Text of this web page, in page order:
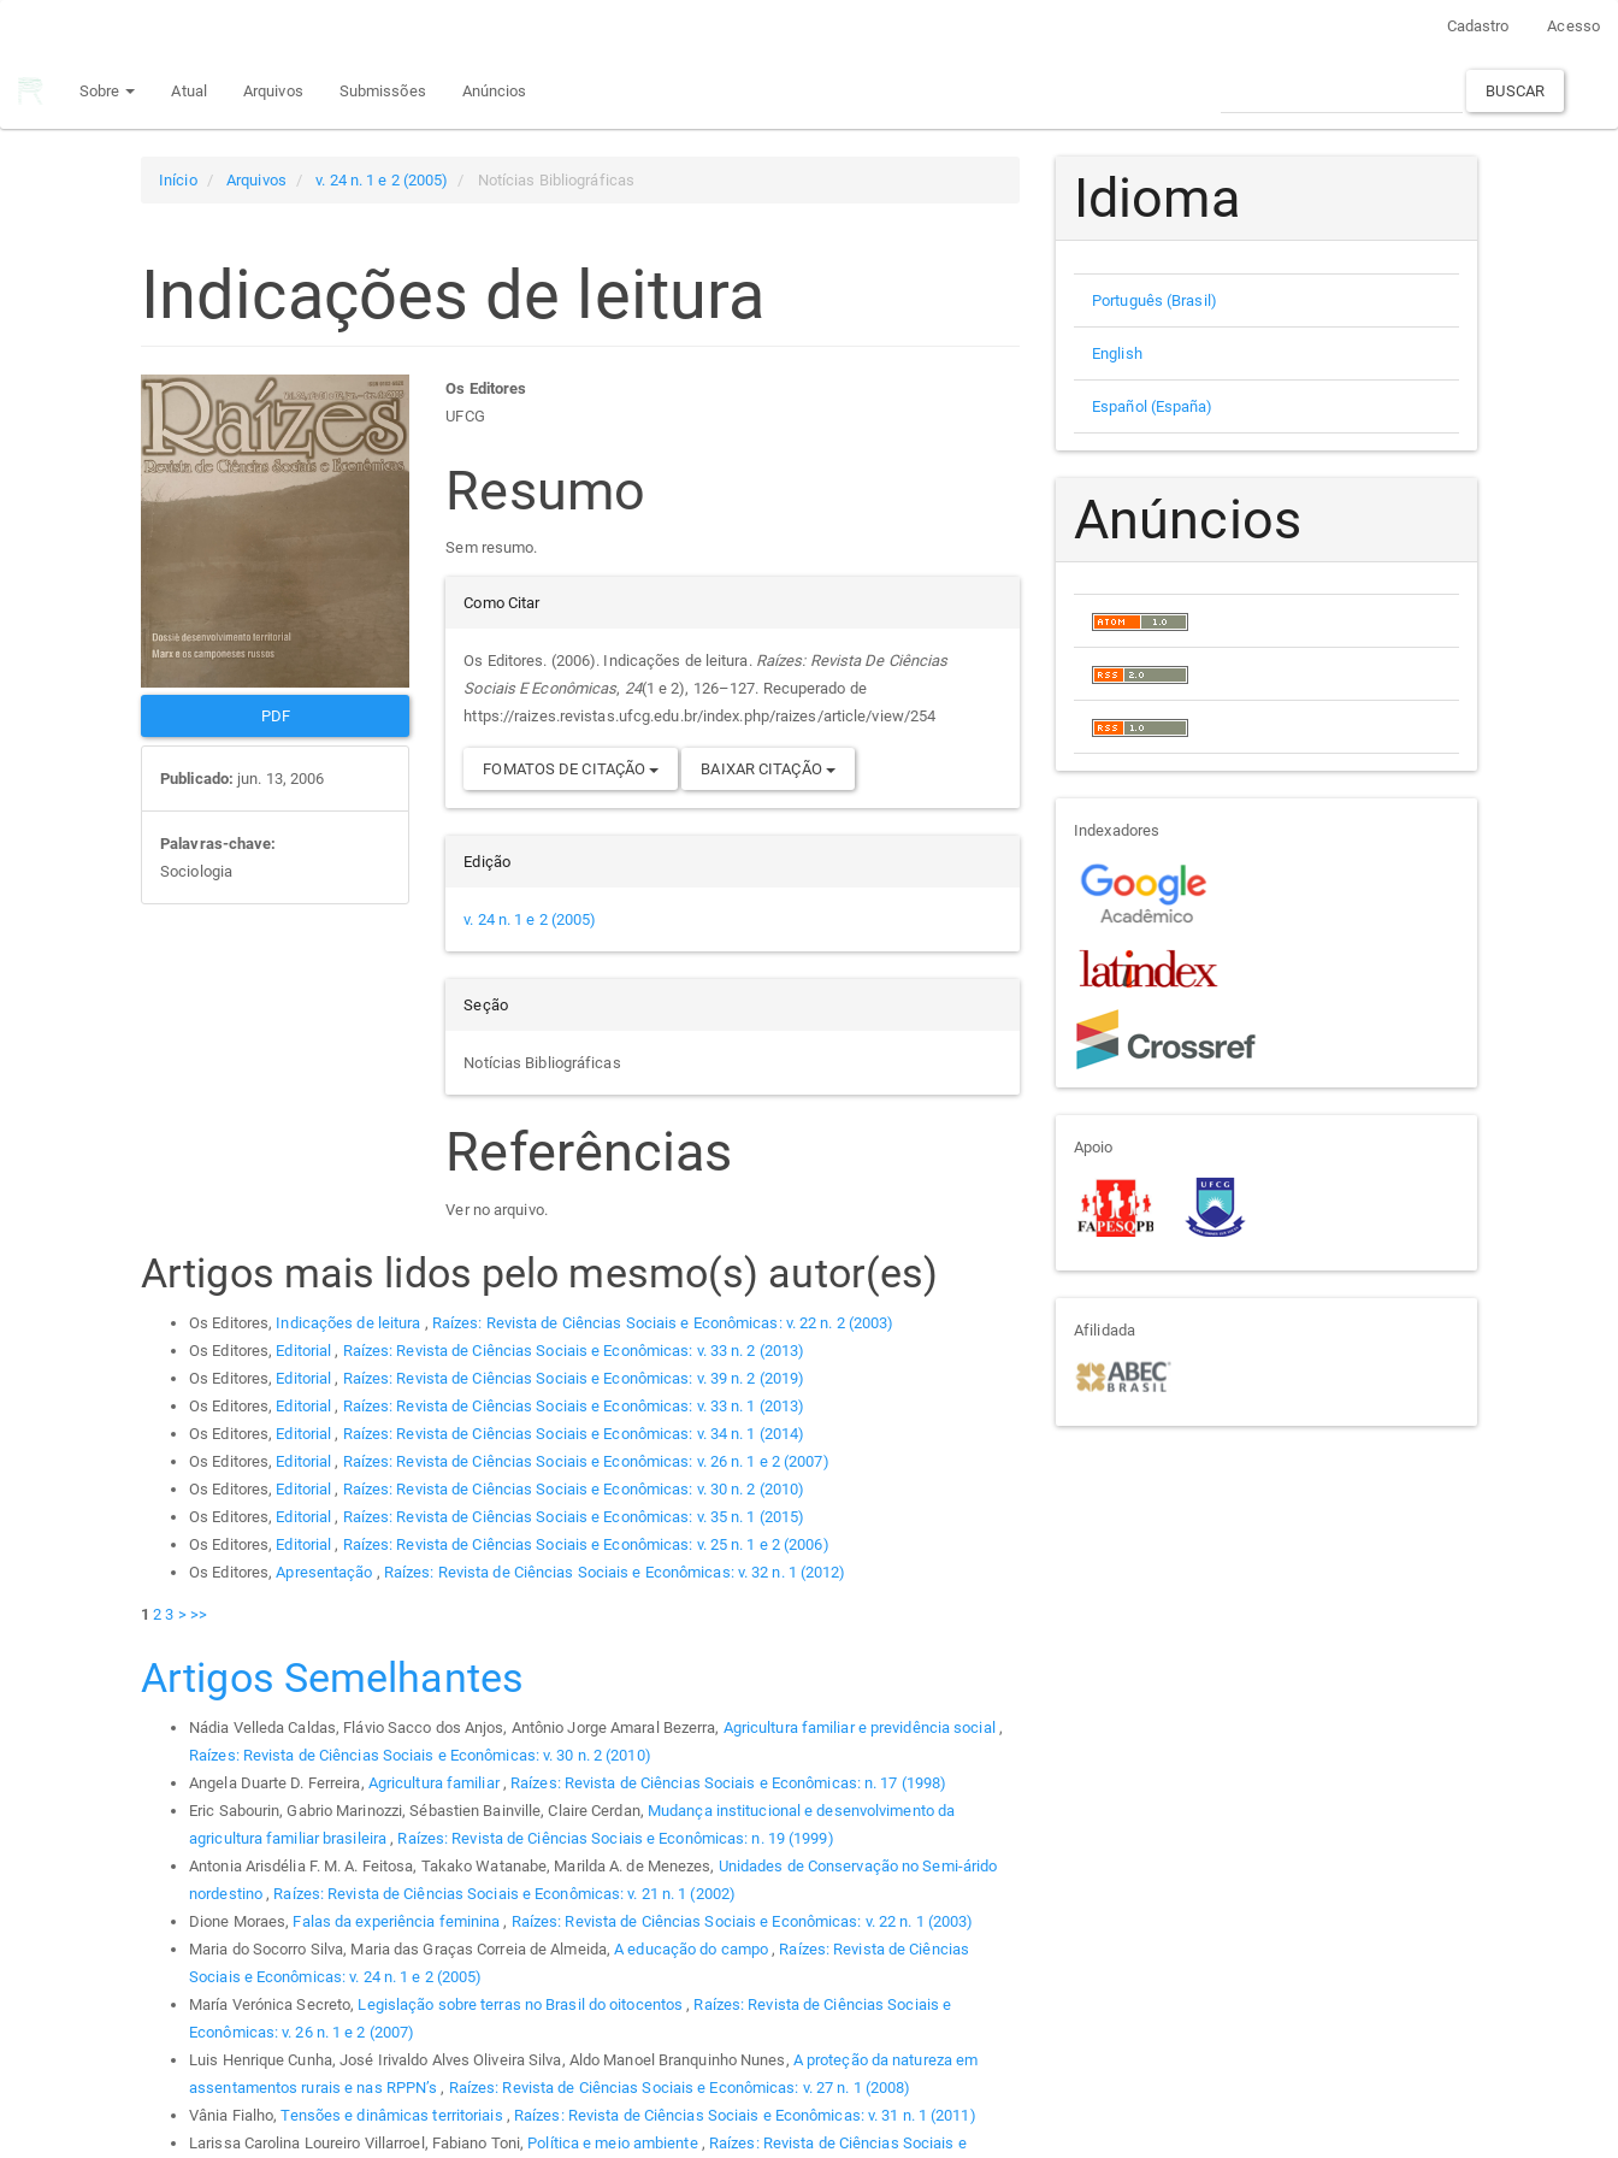
principal
Cadastro Acesso
Sobre Atual Arquivos Submissões Anúncios BUSCAR
Início Arquivos v. 24 n. 1 e 2 (2005) Notícias Bibliográficas
Indicações de leitura
Barra
lateral
de
PDF
Publicado: jun. 13, 2006
Palavras-chave:
Sociologia
Conteúdo
do
artigo
principal
Os Editores
UFCG
Resumo
Sem resumo.
Detalhes
do
artigo
Como Citar
Os Editores. (2006). Indicações de leitura. Raízes: Revista De Ciências
Sociais E Econômicas, 24(1 e 2), 126–127. Recuperado de
https://raizes.revistas.ufcg.edu.br/index.php/raizes/article/view/254
FOMATOS DE CITAÇÃO BAIXAR CITAÇÃO
Edição
v. 24 n. 1 e 2 (2005)
Seção
Notícias Bibliográficas
Referências
Ver no arquivo.
Artigos mais lidos pelo mesmo(s) autor(es)
Os Editores, Indicações de leitura , Raízes: Revista de Ciências Sociais e Econômicas: v. 22 n. 2 (2003)
Os Editores, Editorial, Raízes: Revista de Ciências Sociais e Econômicas: v. 33 n. 2 (2013)
Os Editores, Editorial, Raízes: Revista de Ciências Sociais e Econômicas: v. 39 n. 2 (2019)
Os Editores, Editorial, Raízes: Revista de Ciências Sociais e Econômicas: v. 33 n. 1 (2013)
Os Editores, Editorial, Raízes: Revista de Ciências Sociais e Econômicas: v. 34 n. 1 (2014)
Os Editores, Editorial, Raízes: Revista de Ciências Sociais e Econômicas: v. 26 n. 1 e 2 (2007)
Os Editores, Editorial, Raízes: Revista de Ciências Sociais e Econômicas: v. 30 n. 2 (2010)
Os Editores, Editorial, Raízes: Revista de Ciências Sociais e Econômicas: v. 35 n. 1 (2015)
Os Editores, Editorial, Raízes: Revista de Ciências Sociais e Econômicas: v. 25 n. 1 e 2 (2006)
Os Editores,Apresentação , Raízes: Revista de Ciências Sociais e Econômicas: v. 32 n. 1 (2012)
1 2 3 > >>
Artigos Semelhantes
Nádia Velleda Caldas, Flávio Sacco dos Anjos, Antônio Jorge Amaral Bezerra, Agricultura familiar e previdência social ,
Raízes: Revista de Ciências Sociais e Econômicas: v. 30 n. 2 (2010)
Angela Duarte D. Ferreira, Agricultura familiar, Raízes: Revista de Ciências Sociais e Econômicas: n. 17 (1998)
Eric Sabourin, Gabrio Marinozzi, Sébastien Bainville, Claire Cerdan, Mudança institucional e desenvolvimento da
agricultura familiar brasileira, Raízes: Revista de Ciências Sociais e Econômicas: n. 19 (1999)
Antonia Arisdélia F. M. A. Feitosa, Takako Watanabe, Marilda A. de Menezes, Unidades de Conservação no Semi-árido
nordestino, Raízes: Revista de Ciências Sociais e Econômicas: v. 21 n. 1 (2002)
Dione Moraes, Falas da experiência feminina, Raízes: Revista de Ciências Sociais e Econômicas: v. 22 n. 1 (2003)
Maria do Socorro Silva, Maria das Graças Correia de Almeida,A educação do campo, Raízes: Revista de Ciências
Sociais e Econômicas: v. 24 n. 1 e 2 (2005)
María Verónica Secreto, Legislação sobre terras no Brasil do oitocentos, Raízes: Revista de Ciências Sociais e
Econômicas: v. 26 n. 1 e 2 (2007)
Luis Henrique Cunha, José Irivaldo Alves Oliveira Silva, Aldo Manoel Branquinho Nunes, A proteção da natureza em
assentamentos rurais e nas RPPN’s, Raízes: Revista de Ciências Sociais e Econômicas: v. 27 n. 1 (2008)
Vânia Fialho,Tensões e dinâmicas territoriais , Raízes: Revista de Ciências Sociais e Econômicas: v. 31 n. 1 (2011)
Larissa Carolina Loureiro Villarroel, Fabiano Toni, Política e meio ambiente , Raízes: Revista de Ciências Sociais e
Idioma
Português (Brasil)
English
Español (España)
Anúncios
indexadores
Indexadores
apoio
Apoio
afiliada
Afilidada